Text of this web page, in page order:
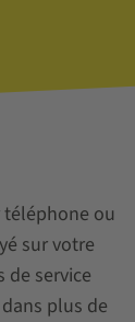
ou
sur votre
de service
plus de